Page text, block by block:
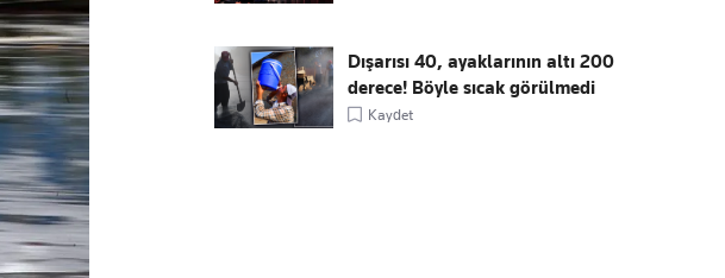
Dışarısı 40, ayaklarının altı 200
derece! Böyle sıcak görülmedi
Kaydet